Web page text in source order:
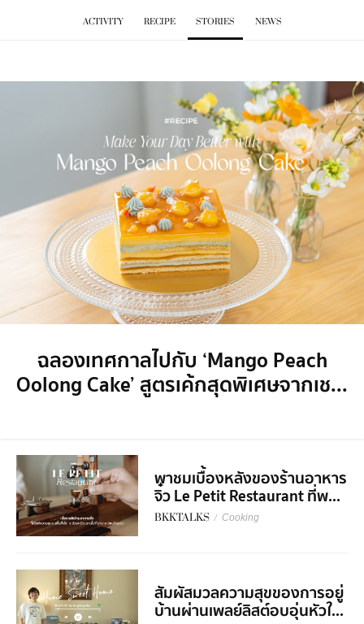
BKK PLAY
ACTIVITY RECIPE STORIES NEWS
ฉลองเทศกาลไปกับ ‘Mango Peach
Oolong Cake’ สูตรเค้กสุดพิเศษจากเช...
พาชมเบื้องหลังของร้านอาหาร
จิ๋ว Le Petit Restaurant ที่พ...
BKKTALKS / Cooking
สัมผัสมวลความสุขของการอยู่
บ้านผ่านเพลย์ลิสต์อบอุ่นหัวใ...